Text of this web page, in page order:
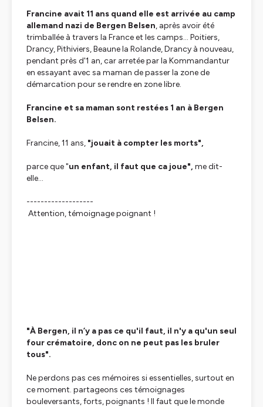
Francine avait 11 ans quand elle est arrivée au camp
allemand nazi de Bergen Belsen, après avoir été
trimballée à travers la France et les camps… Poitiers,
Drancy, Pithiviers, Beaune la Rolande, Drancy à nouveau,
pendant près d'1 an, car arretée par la Kommandantur
en essayant avec sa maman de passer la zone de
démarcation pour se rendre en zone libre.
Francine et sa maman sont restées 1 an à Bergen
Belsen.
Francine, 11 ans, "jouait à compter les morts",
parce que "un enfant, il faut que ca joue", me dit-
elle…
-------------------
Attention, témoignage poignant !
"À Bergen, il n’y a pas ce qu'il faut, il n'y a qu'un seul
four crématoire, donc on ne peut pas les bruler
tous".
Ne perdons pas ces mémoires si essentielles, surtout en
ce moment. partageons ces témoignages
bouleversants, forts, poignants ! Il faut que le monde